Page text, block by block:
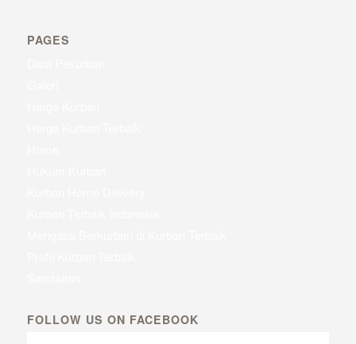
PAGES
FOLLOW US ON FACEBOOK